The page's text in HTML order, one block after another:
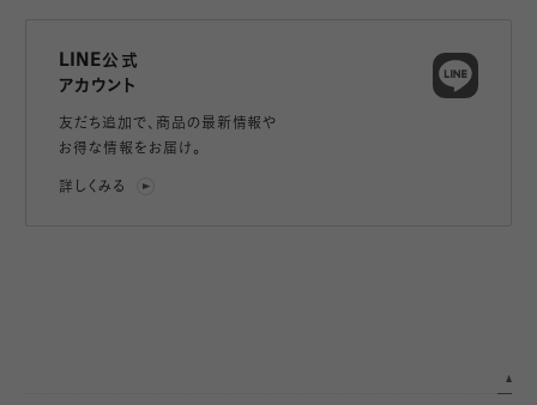
LINE公式
アカウント
友だち追加で、 商品の最新情報や
お得な情報をお届け。
詳しくみる